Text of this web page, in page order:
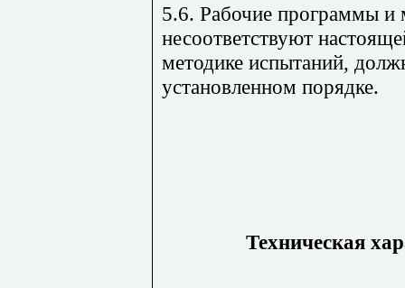
5.6. Рабочие программы и
несоответствуют
методике испытаний,
установленном порядке.
Техническая